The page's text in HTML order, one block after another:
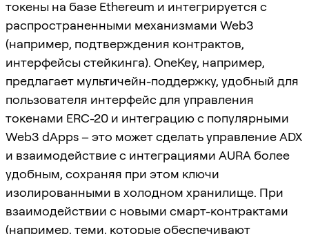
токены на базе Ethereum и интегрируется с
распространенными механизмами Web3
(например, подтверждения контрактов,
интерфейсы стейкинга). OneKey, например,
предлагает мультичейн-поддержку, удобный для
пользователя интерфейс для управления
токенами ERC-20 и интеграцию с популярными
Web3 dApps – это может сделать управление ADX
и взаимодействие с интеграциями AURA более
удобным, сохраняя при этом ключи
изолированными в холодном хранилище. При
взаимодействии с новыми смарт-контрактами
(например, теми, которые обеспечивают